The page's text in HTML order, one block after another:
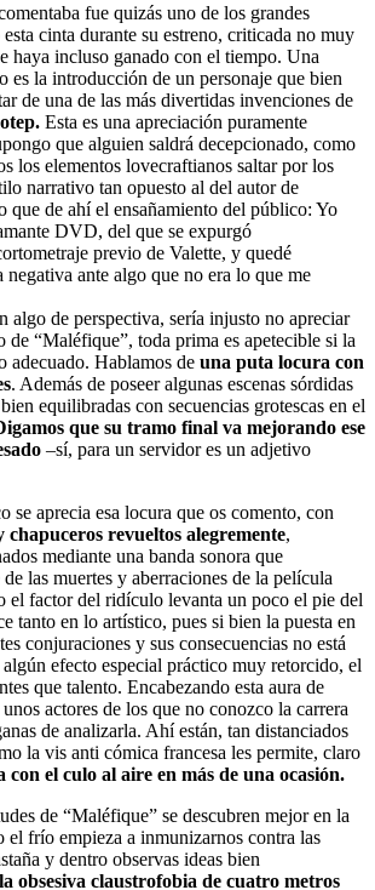
fue quizás uno de los grandes
cinta durante su estreno, criticada no muy
haya incluso ganado con el tiempo. Una
es la introducción de un personaje que bien
de una de las más divertidas invenciones de
Esta es una apreciación puramente
que alguien saldrá decepcionado, como
los elementos lovecraftianos saltar por los
narrativo tan opuesto al del autor de
que de ahí el ensañamiento del público: Yo
DVD, del que se expurgó
previo de Valette, y quedé
ante algo que no era lo que me
algo de perspectiva, sería injusto no apreciar
de “Maléfique”, toda prima es apetecible si la
adecuado. Hablamos de una puta locura con
. Además de poseer algunas escenas sórdidas
equilibradas con secuencias grotescas en el
que su tramo final va mejorando ese
–sí, para un servidor es un adjetivo
se aprecia esa locura que os comento, con
chapuceros revueltos alegremente,
mediante una banda sonora que
las muertes y aberraciones de la película
el factor del ridículo levanta un poco el pie del
tanto en lo artístico, pues si bien la puesta en
conjuraciones y sus consecuencias no está
efecto especial práctico muy retorcido, el
que talento. Encabezando esta aura de
actores de los que no conozco la carrera
de analizarla. Ahí están, tan distanciados
la vis anti cómica francesa les permite, claro
con el culo al aire en más de una ocasión.
de “Maléfique” se descubren mejor en la
el frío empieza a inmunizarnos contra las
y dentro observas ideas bien
la obsesiva claustrofobia de cuatro metros